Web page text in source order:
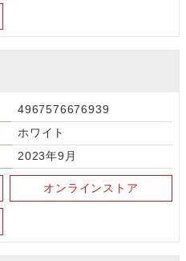
4967576676939
ホワイト
2023年9月
オンラインストア